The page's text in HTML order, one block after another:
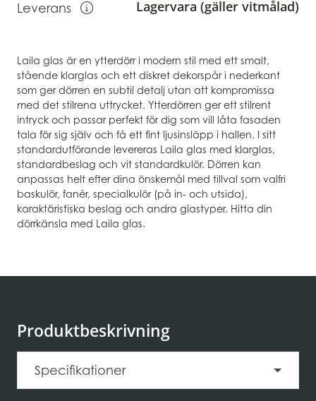
Leverans
Lagervara (gäller vitmålad)
Laila glas är en ytterdörr i modern stil med ett smalt,
stående klarglas och ett diskret dekorspår i nederkant
som ger dörren en subtil detalj utan att kompromissa
med det stilrena uttrycket. Ytterdörren ger ett stilrent
intryck och passar perfekt för dig som vill låta fasaden
tala för sig själv och få ett fint ljusinsläpp i hallen. I sitt
standardutförande levereras Laila glas med klarglas,
standardbeslag och vit standardkulör. Dörren kan
anpassas helt efter dina önskemål med tillval som valfri
baskulör, fanér, specialkulör (på in- och utsida),
karaktäristiska beslag och andra glastyper. Hitta din
dörrkänsla med Laila glas.
Produktbeskrivning
Specifikationer